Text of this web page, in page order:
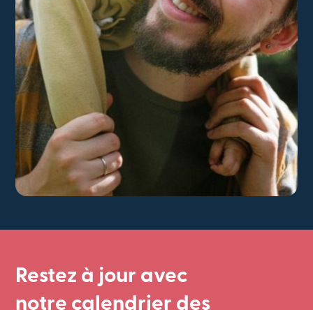
Restez à jour avec
notre calendrier des